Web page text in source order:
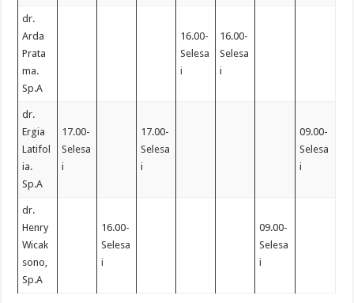
dr.
Arda
Prata
ma.
Sp.A
16.00-
Selesa
i
16.00-
Selesa
i
dr.
Ergia
Latifol
ia.
Sp.A
17.00-
Selesa
i
17.00-
Selesa
i
09.00-
Selesa
i
dr.
Henry
Wicak
sono,
Sp.A
16.00-
Selesa
i
09.00-
Selesa
i